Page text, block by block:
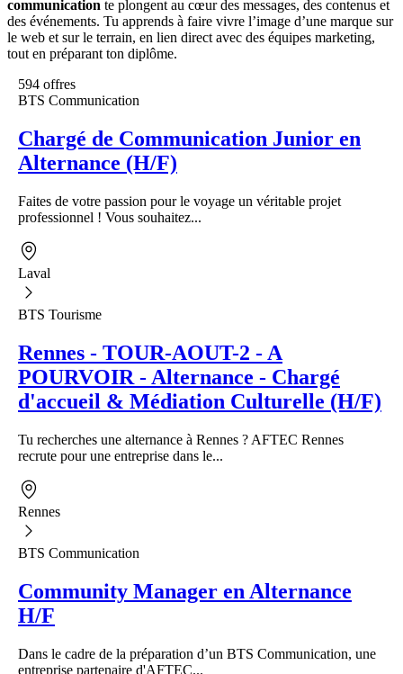
communication te plongent au cœur des messages, des contenus et
des événements. Tu apprends à faire vivre l’image d’une marque sur
le web et sur le terrain, en lien direct avec des équipes marketing,
tout en préparant ton diplôme.
594 offres
BTS Communication
Chargé de Communication Junior en
Alternance (H/F)
Faites de votre passion pour le voyage un véritable projet
professionnel ! Vous souhaitez...
Laval
BTS Tourisme
Rennes - TOUR-AOUT-2 - A
POURVOIR - Alternance - Chargé
d'accueil & Médiation Culturelle (H/F)
Tu recherches une alternance à Rennes ? AFTEC Rennes
recrute pour une entreprise dans le...
Rennes
BTS Communication
Community Manager en Alternance
H/F
Dans le cadre de la préparation d’un BTS Communication, une
entreprise partenaire d'AFTEC...